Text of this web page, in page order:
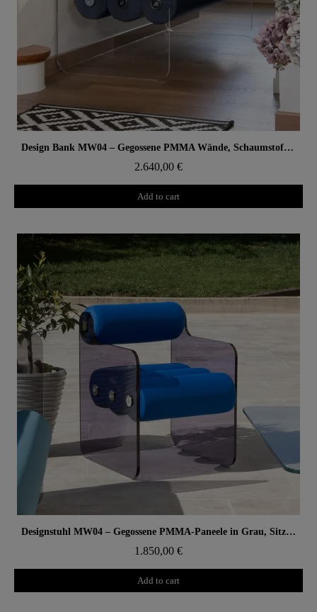
Aperçu rapide Design Bank MW04 – Gegossene PMMA Wände, Schaumstoffsitz
2.640,00 €
Add to cart
Aperçu rapide Designstuhl MW04 – Gegossene PMMA-Paneele in Grau, Sitz aus offenporigem Schaum
1.850,00 €
Add to cart